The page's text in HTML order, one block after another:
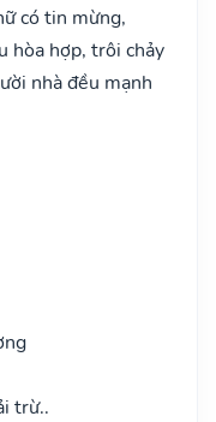
có tin mừng,
hòa hợp, trôi chảy
nhà đều mạnh
trừ..